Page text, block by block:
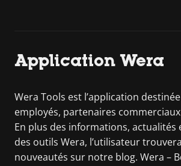
Application Wera
Wera Tools est l’application
employés, partenaires
En plus des informations,
des outils Wera, l’utilisateur
nouveautés sur notre blog. Wera –